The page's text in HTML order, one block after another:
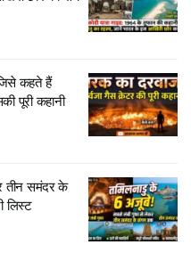
कहते हैं
पूरी कहानी
तीन समंदर के
लिस्ट